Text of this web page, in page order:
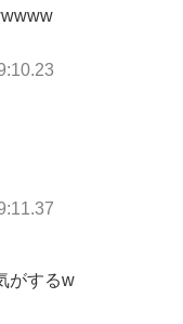
がするw